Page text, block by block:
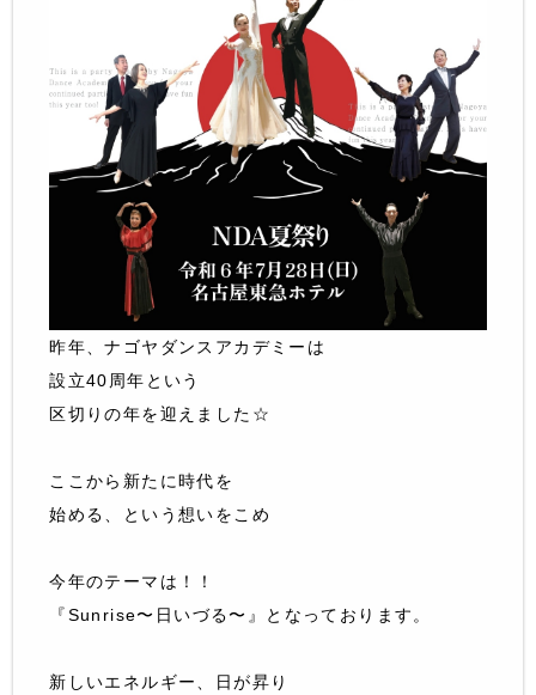
昨年、ナゴヤダンスアカデミーは
設立40周年という
区切りの年を迎えました☆
ここから新たに時代を
始める、という想いをこめ
今年のテーマは！！
『Sunrise〜日いづる〜』となっております。
新しいエネルギー、日が昇り